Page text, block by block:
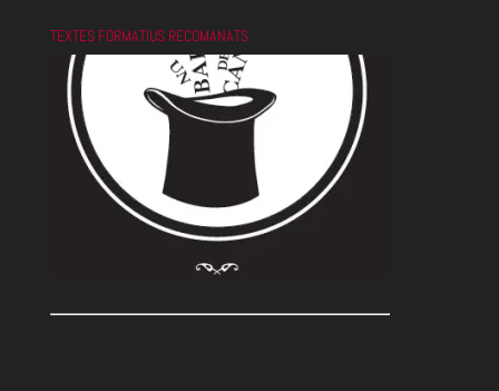
TEXTES FORMATIUS RECOMANATS